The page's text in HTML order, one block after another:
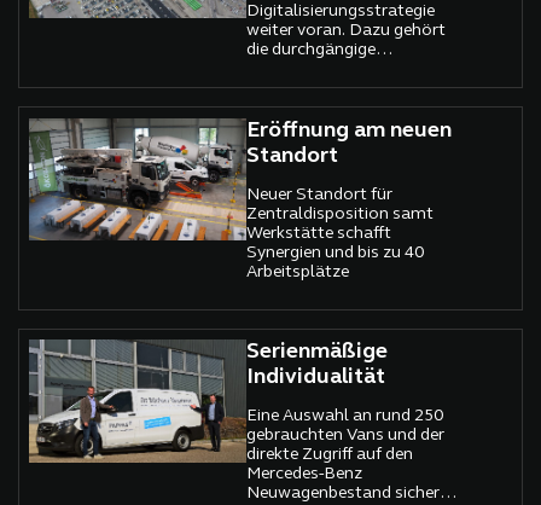
erfolgreiche
Werkstattbusiness.
Digitalisierungsstrategie
weiter voran. Dazu gehört
die durchgängige
Logistikprozesse für rund
500.000 Fahrzeuge jährlich.
Eröffnung am neuen
Standort
Neuer Standort für
Zentraldisposition samt
Werkstätte schafft
Synergien und bis zu 40
Arbeitsplätze
Serienmäßige
Individualität
Eine Auswahl an rund 250
gebrauchten Vans und der
direkte Zugriff auf den
Mercedes-Benz
Neuwagenbestand sichern